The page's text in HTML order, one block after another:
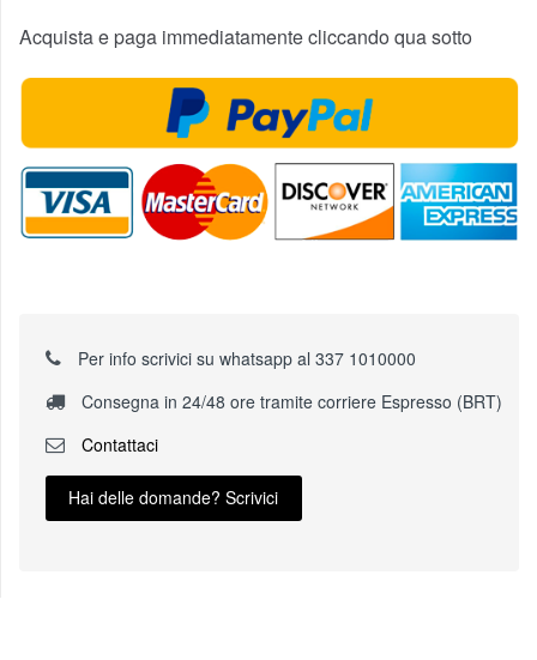
Acquista e paga immediatamente cliccando qua sotto
Per info scrivici su whatsapp al 337 1010000
Consegna in 24/48 ore tramite corriere Espresso (BRT)
Contattaci
Hai delle domande? Scrivici